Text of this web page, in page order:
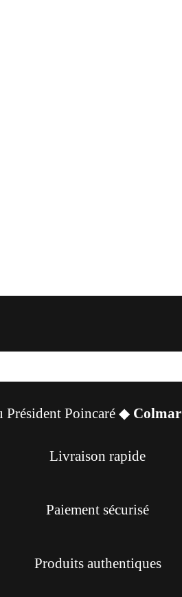
Président Poincaré ◆ Colmar
Livraison rapide
Paiement sécurisé
Produits authentiques